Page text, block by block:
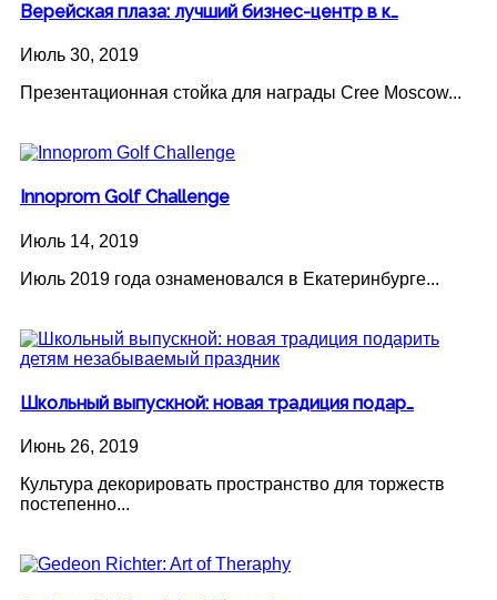
Верейская плаза: лучший бизнес-центр в к…
Июль 30, 2019
Презентационная стойка для награды Cree Moscow...
Innoprom Golf Challenge
Июль 14, 2019
Июль 2019 года ознаменовался в Екатеринбурге...
Школьный выпускной: новая традиция подар…
Июнь 26, 2019
Культура декорировать пространство для торжеств
постепенно...